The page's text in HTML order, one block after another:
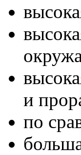
и
по